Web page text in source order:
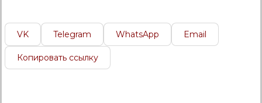
VK Telegram WhatsApp Email
Копировать ссылку